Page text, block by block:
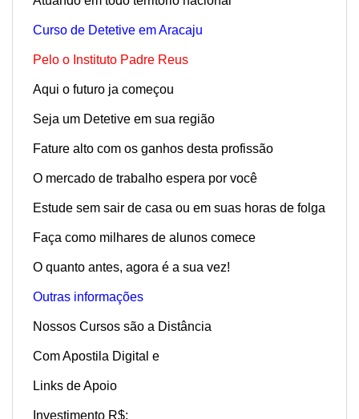
Curso de Detetive em Aracaju
Pelo o Instituto Padre Reus
Aqui o futuro ja começou
Seja um Detetive em sua região
Fature alto com os ganhos desta profissão
O mercado de trabalho espera por você
Estude sem sair de casa ou em suas horas de folga
Faça como milhares de alunos comece
O quanto antes, agora é a sua vez!
Outras informações
Nossos Cursos são a Distância
Com Apostila Digital e
Links de Apoio
Investimento R$;